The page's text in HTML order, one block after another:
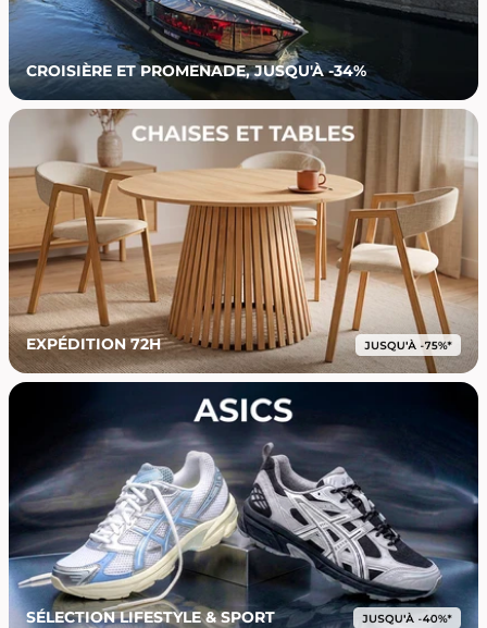
CROISIÈRE ET PROMENADE, JUSQU'À -34%
EXPÉDITION 72H
SÉLECTION LIFESTYLE & SPORT